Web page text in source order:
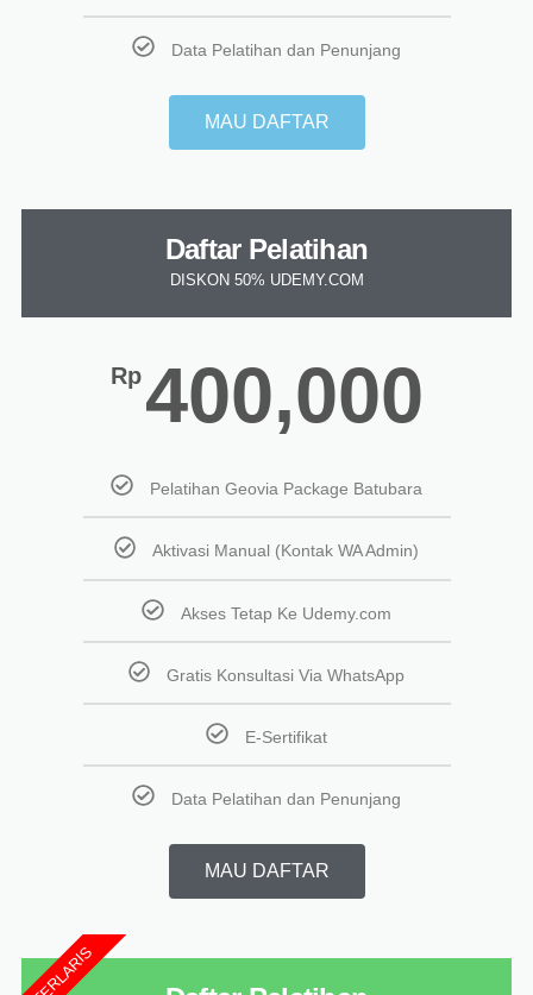
Data Pelatihan dan Penunjang
MAU DAFTAR
Daftar Pelatihan
DISKON 50% UDEMY.COM
Rp 400,000
Pelatihan Geovia Package Batubara
Aktivasi Manual (Kontak WA Admin)
Akses Tetap Ke Udemy.com
Gratis Konsultasi Via WhatsApp
E-Sertifikat
Data Pelatihan dan Penunjang
MAU DAFTAR​
TERLARIS